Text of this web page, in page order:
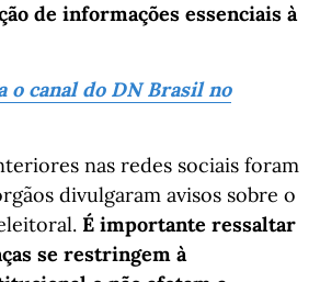
de informações essenciais à
o canal do DN Brasil no
nas redes sociais foram
divulgaram avisos sobre o
É importante ressaltar
se restringem à